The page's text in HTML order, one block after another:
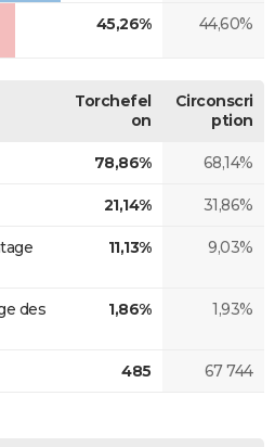
45,26% 44,60%
Torchefel
on
Circonscri
ption
78,86% 68,14%
21,14% 31,86%
11,13% 9,03%
des
1,86% 1,93%
485 67 744